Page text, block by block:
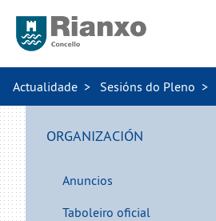
Actualidade Sesións do Pleno
ORGANIZACIÓN
Anuncios
Taboleiro oficial